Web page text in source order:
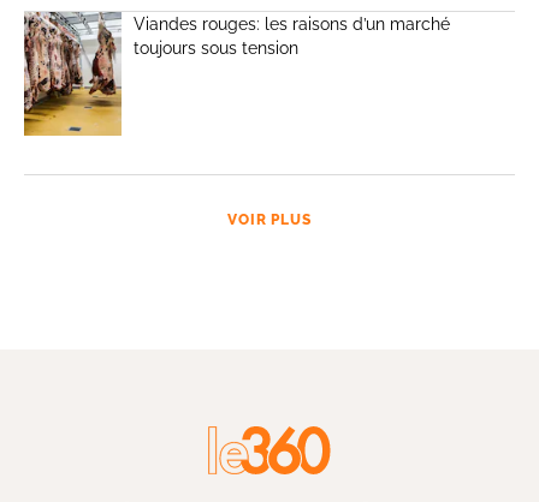
Viandes rouges: les raisons d’un marché
toujours sous tension
VOIR PLUS